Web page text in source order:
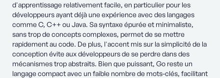
d'apprentissage relativement facile, en particulier pour les
développeurs ayant déjà une expérience avec des langages
comme C, C++ ou Java. Sa syntaxe épurée et minimaliste,
sans trop de concepts complexes, permet de se mettre
rapidement au code. De plus, l'accent mis sur la simplicité de la
conception évite aux développeurs de se perdre dans des
mécanismes trop abstraits. Bien que puissant, Go reste un
langage compact avec un faible nombre de mots-clés, facilitant